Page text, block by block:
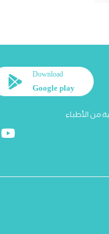
Download
Google play
من الأطباء